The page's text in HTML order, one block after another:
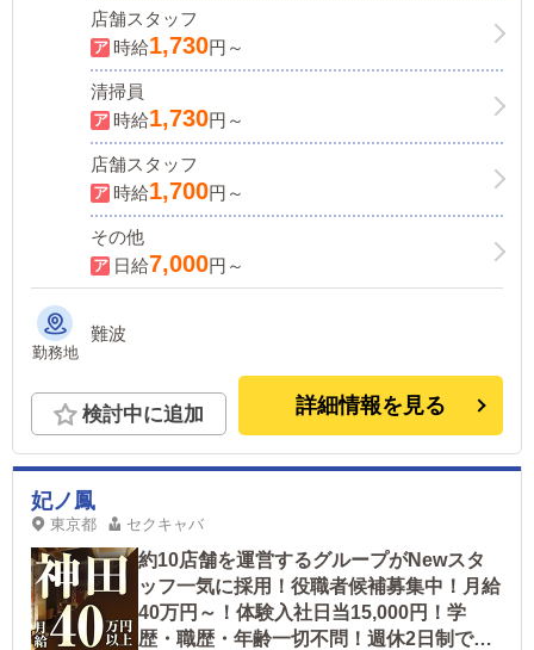
店舗スタッフ
時給1,730円～
清掃員
時給1,730円～
店舗スタッフ
時給1,700円～
その他
日給7,000円～
勤務地
難波
検討中に追加 詳細情報を見る
妃ノ鳳
東京都 セクキャバ
約10店舗を運営するグループがNewスタ
ッフ一気に採用！役職者候補募集中！月給
40万円～！体験入社日当15,000円！学
歴・職歴・年齢一切不問！週休2日制で休